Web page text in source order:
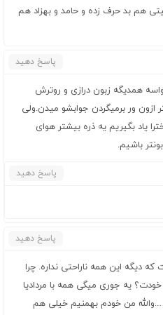
هم بد حرف زده و حامد و بهزاد هم
پاسخ دهید
همدیگه زبون درازی و روترش
ازون ور برمیگردن جوابشو میدن.ولی
یاد بگیریم یه ذره بیشتر هوای
باشیم.
پاسخ دهید
پاسخ دهید
که دیگه این همه ناراحتی نداره. چرا
یه جوری میگی همه با مردادیا
من خودم بهمنیم خیلی هم